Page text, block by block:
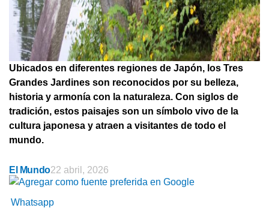
Ubicados en diferentes regiones de Japón, los Tres
Grandes Jardines son reconocidos por su belleza,
historia y armonía con la naturaleza. Con siglos de
tradición, estos paisajes son un símbolo vivo de la
cultura japonesa y atraen a visitantes de todo el
mundo.
El Mundo22 abril, 2026
Whatsapp